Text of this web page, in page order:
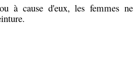
à cause d'eux, les femmes ne